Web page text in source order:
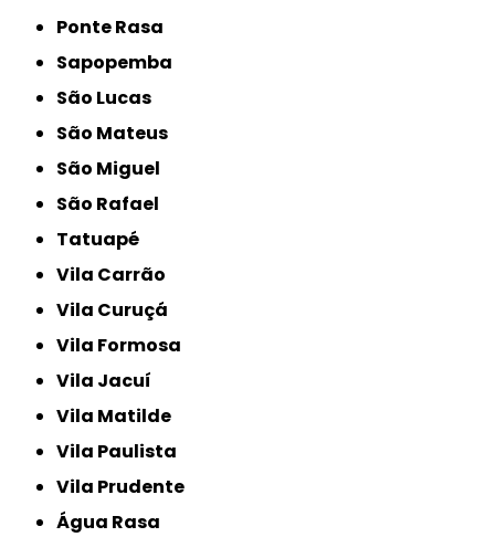
Ponte Rasa
Sapopemba
São Lucas
São Mateus
São Miguel
São Rafael
Tatuapé
Vila Carrão
Vila Curuçá
Vila Formosa
Vila Jacuí
Vila Matilde
Vila Paulista
Vila Prudente
Água Rasa